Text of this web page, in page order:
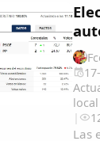
local
|
Las